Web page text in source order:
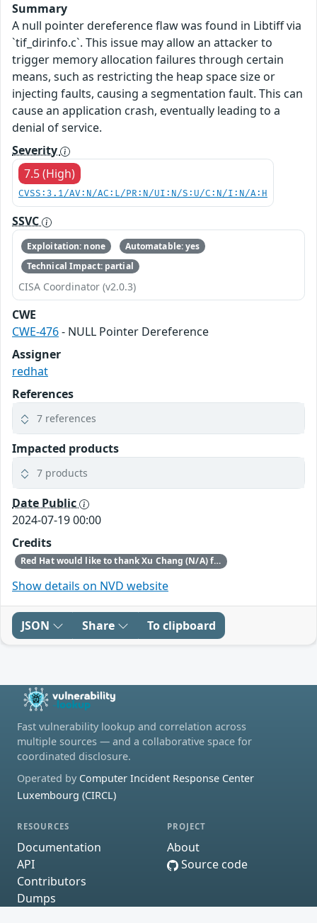
Summary
A null pointer dereference flaw was found in Libtiff via
`tif_dirinfo.c`. This issue may allow an attacker to
trigger memory allocation failures through certain
means, such as restricting the heap space size or
injecting faults, causing a segmentation fault. This can
cause an application crash, eventually leading to a
denial of service.
Severity
7.5 (High)
CVSS:3.1/AV:N/AC:L/PR:N/UI:N/S:U/C:N/I:N/A:H
SSVC
Exploitation: none
Automatable: yes
Technical Impact: partial
CISA Coordinator (v2.0.3)
CWE
CWE-476- NULL Pointer Dereference
Assigner
redhat
References
7 references
Impacted products
7 products
Date Public
2024-07-19 00:00
Credits
Red Hat would like to thank Xu Chang (N/A) for reporting this issue.
Show details on NVD website
JSON Share To clipboard
Fast vulnerability lookup and correlation across
multiple sources — and a collaborative space for
coordinated disclosure.
Operated by Computer Incident Response Center
Luxembourg (CIRCL)
RESOURCES
Documentation
API
Contributors
Dumps
PROJECT
About
Source code